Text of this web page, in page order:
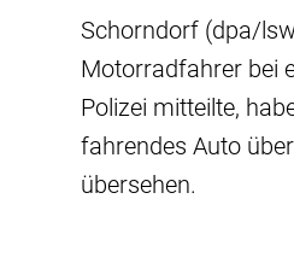
Schorndorf (dpa/
Motorradfahrer bei
Polizei mitteilte,
fahrendes Auto
übersehen.